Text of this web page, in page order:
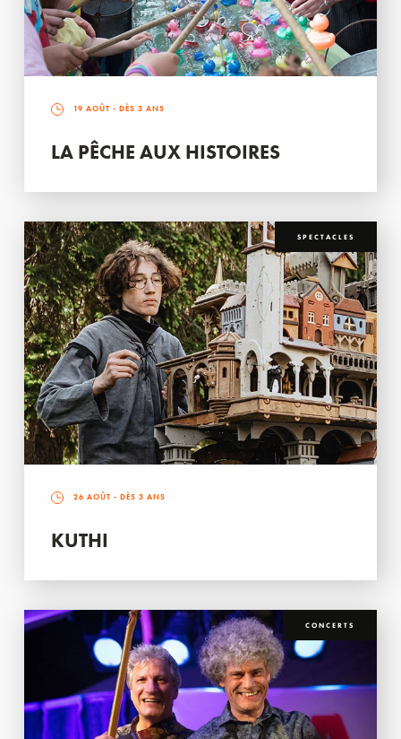
19 AOÛT - DÈS 3 ANS
LA PÊCHE AUX HISTOIRES
SPECTACLES
26 AOÛT - DÈS 3 ANS
KUTHI
CONCERTS